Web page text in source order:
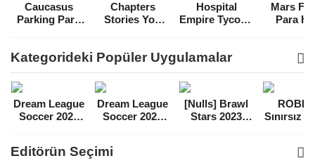
Caucasus
Parking Para
[v8.1]
Chapters
Stories You
[v1.0.5]
Hospital
Empire Tycoon
[v1.4.0]
Mars
Para
Kategorideki Popüler Uygulamalar
Dream League
Soccer 2021
[v8.31]
Dream League
Soccer 2022
[Nulls] Brawl
Stars 2023
Sınırsız
Editörün Seçimi